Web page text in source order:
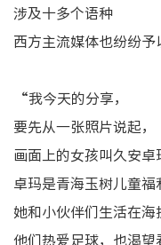
涉及十多个语种
西方主流媒体也纷纷予
“我今天的分享，
要先从一张照片说起，
画面上的女孩叫久安卓
卓玛是青海玉树儿童福
她和小伙伴们生活在海
他们热爱足球，也渴望